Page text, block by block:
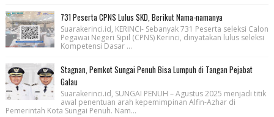
731 Peserta CPNS Lulus SKD, Berikut Nama-namanya
Suarakerinci.id, KERINCI- Sebanyak 731 Peserta seleksi Calon
Pegawai Negeri Sipil (CPNS) Kerinci, dinyatakan lulus seleksi
Kompetensi Dasar ...
Stagnan, Pemkot Sungai Penuh Bisa Lumpuh di Tangan Pejabat
Galau
Suarakerinci.id, SUNGAI PENUH – Agustus 2025 menjadi titik
awal penentuan arah kepemimpinan Alfin-Azhar di
Pemerintah Kota Sungai Penuh. Nam...